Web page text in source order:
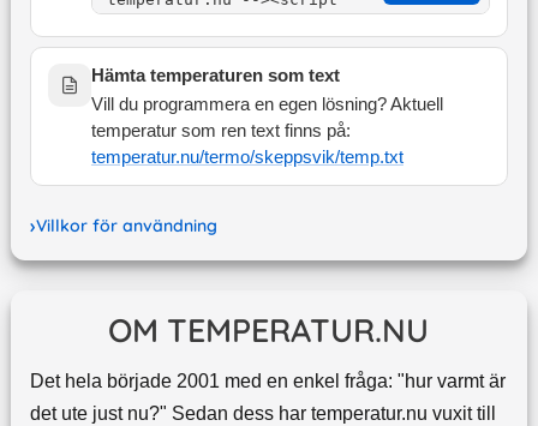
Hämta temperaturen som text
Vill du programmera en egen lösning? Aktuell
temperatur som ren text finns på:
temperatur.nu/termo/skeppsvik/temp.txt
Villkor för användning
OM TEMPERATUR.NU
Det hela började 2001 med en enkel fråga: "hur varmt är
det ute just nu?" Sedan dess har temperatur.nu vuxit till